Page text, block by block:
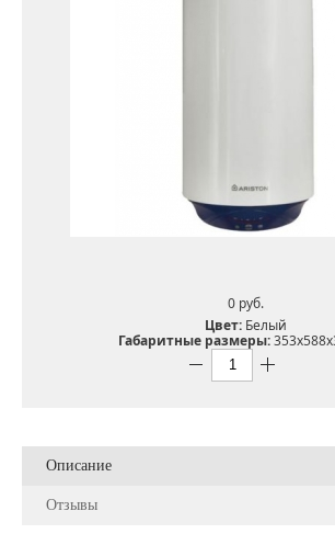
0 pуб.
Цвет:Белый
Габаритные размеры:
Описание
Отзывы